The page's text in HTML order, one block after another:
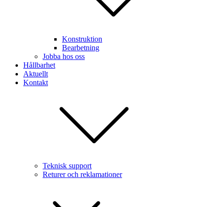
Konstruktion
Bearbetning
Jobba hos oss
Hållbarhet
Aktuellt
Kontakt
Teknisk support
Returer och reklamationer